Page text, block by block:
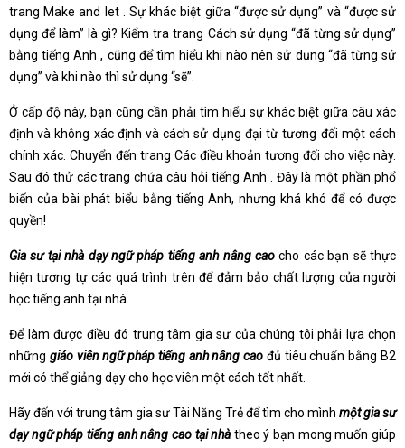
trang Make and let . Sự khác biệt giữa “được sử dụng” và “được sử
dụng để làm” là gì? Kiểm tra trang Cách sử dụng “đã từng sử dụng”
bằng tiếng Anh , cũng để tìm hiểu khi nào nên sử dụng “đã từng sử
dụng” và khi nào thì sử dụng “sẽ”.
Ở cấp độ này, bạn cũng cần phải tìm hiểu sự khác biệt giữa câu xác
định và không xác định và cách sử dụng đại từ tương đối một cách
chính xác. Chuyển đến trang Các điều khoản tương đối cho việc này.
Sau đó thử các trang chứa câu hỏi tiếng Anh . Đây là một phần phổ
biến của bài phát biểu bằng tiếng Anh, nhưng khá khó để có được
quyền!
Gia sư tại nhà dạy ngữ pháp tiếng anh nâng cao cho các bạn sẽ thực
hiện tương tự các quá trình trên để đảm bảo chất lượng của người
học tiếng anh tại nhà.
Để làm được điều đó trung tâm gia sư của chúng tôi phải lựa chọn
những giáo viên ngữ pháp tiếng anh nâng cao đủ tiêu chuẩn bằng B2
mới có thể giảng dạy cho học viên một cách tốt nhất.
Hãy đến với trung tâm gia sư Tài Năng Trẻ để tìm cho mình một gia sư
dạy ngữ pháp tiếng anh nâng cao tại nhà theo ý bạn mong muốn giúp